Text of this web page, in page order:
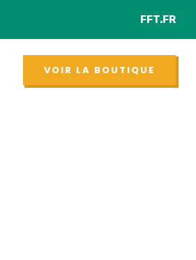
NOUVEAU
FFT.FR
VOIR LA BOUTIQUE